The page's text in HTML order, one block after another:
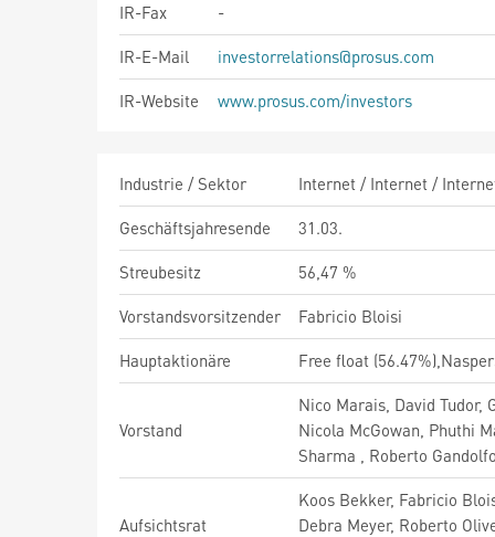
IR-Fax
-
IR-E-Mail
investorrelations@prosus.com
IR-Website
www.prosus.com/investors
Industrie / Sektor
Internet / Internet /
Geschäftsjahresende
31.03.
Streubesitz
56,47 %
Vorstandsvorsitzender
Fabricio Bloisi
Hauptaktionäre
Free float
Vorstand
Nico Marais, David Tudor,
Nicola McGowan, Phuthi
Sharma , Roberto
Aufsichtsrat
Koos Bekker, Fabricio
Debra Meyer, Roberto